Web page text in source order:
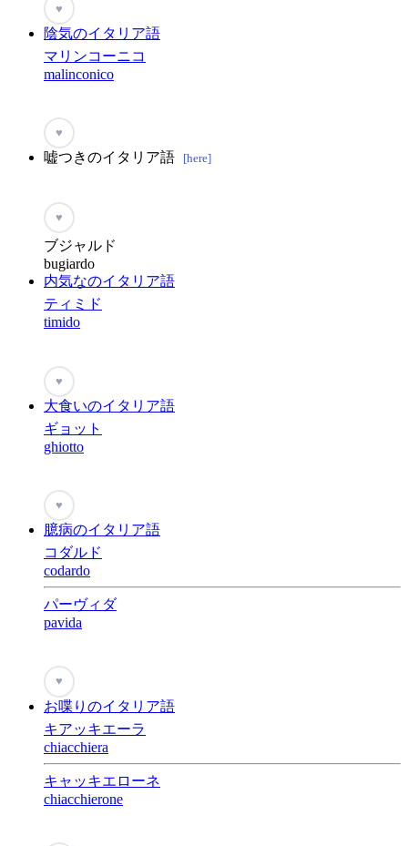
♥
陰気のイタリア語
マリンコーニコ
malinconico
♥
嘘つきのイタリア語 [here]
♥
ブジャルド
bugiardo
内気なのイタリア語
ティミド
timido
♥
大食いのイタリア語
ギョット
ghiotto
♥
臆病のイタリア語
コダルド
codardo
パーヴィダ
pavida
♥
お喋りのイタリア語
キアッキエーラ
chiacchiera
キャッキエローネ
chiacchierone